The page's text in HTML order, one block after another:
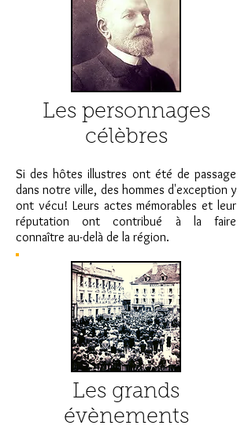
Les personnages
célèbres
Si des hôtes illustres ont été de passage
dans notre ville, des hommes d'exception y
ont vécu! Leurs actes mémorables et leur
réputation ont contribué à la faire
connaître au-delà de la région.
Les grands
évènements